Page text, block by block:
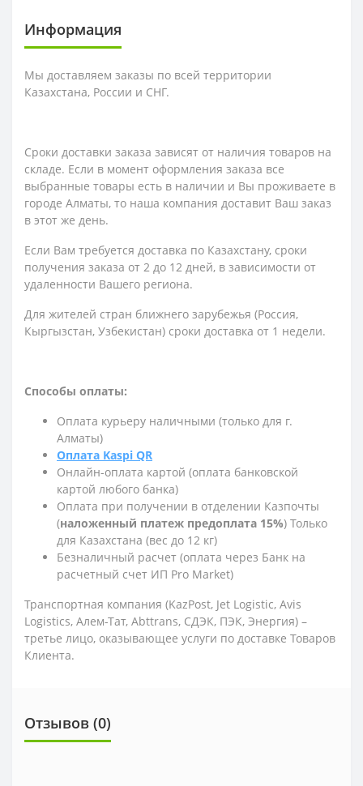
Информация
Мы доставляем заказы по всей территории
Казахстана, России и СНГ.
Сроки доставки заказа зависят от наличия товаров на
складе. Если в момент оформления заказа все
выбранные товары есть в наличии и Вы проживаете в
городе Алматы, то наша компания доставит Ваш заказ
в этот же день.
Если Вам требуется доставка по Казахстану, сроки
получения заказа от 2 до 12 дней, в зависимости от
удаленности Вашего региона.
Для жителей стран ближнего зарубежья (Россия,
Кыргызстан, Узбекистан) сроки доставка от 1 недели.
Способы оплаты:
Оплата курьеру наличными (только для г.
Алматы)
Оплата Kaspi QR
Онлайн-оплата картой (оплата банковской
картой любого банка)
Оплата при получении в отделении Казпочты
(наложенный платеж предоплата 15%) Только
для Казахстана (вес до 12 кг)
Безналичный расчет (оплата через Банк на
расчетный счет ИП Pro Market)
Транспортная компания (KazPost, Jet Logistic, Avis
Logistics, Алем-Тат, Abttrans, СДЭК, ПЭК, Энергия) –
третье лицо, оказывающее услуги по доставке Товаров
Клиента.
Отзывов (0)